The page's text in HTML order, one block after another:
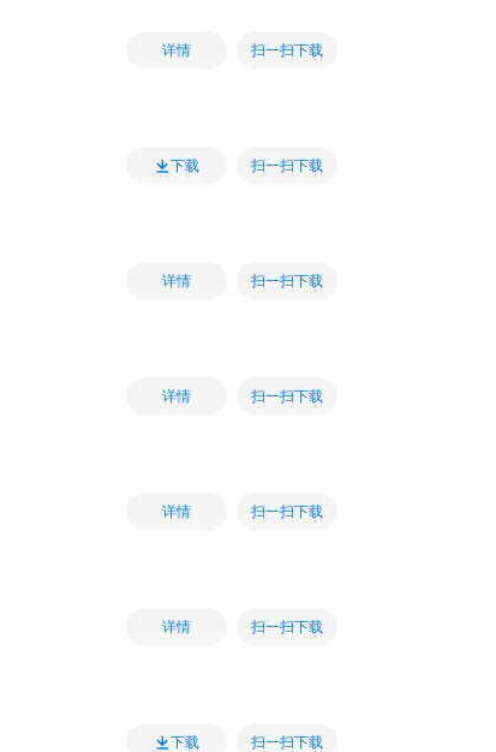
详情 扫一扫下载
下载 扫一扫下载
详情 扫一扫下载
详情 扫一扫下载
详情 扫一扫下载
详情 扫一扫下载
下载 扫一扫下载